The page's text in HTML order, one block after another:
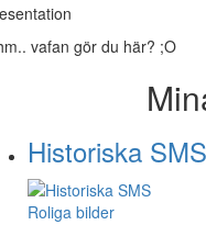
vafan gör du här? ;O
Historiska SMS
Roliga bilder